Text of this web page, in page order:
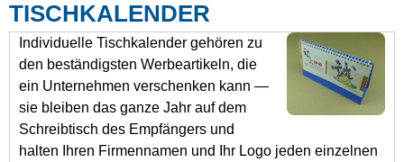
TISCHKALENDER
Individuelle Tischkalender gehören zu
den beständigsten Werbeartikeln, die
ein Unternehmen verschenken kann —
sie bleiben das ganze Jahr auf dem
Schreibtisch des Empfängers und
halten Ihren Firmennamen und Ihr Logo jeden einzelnen